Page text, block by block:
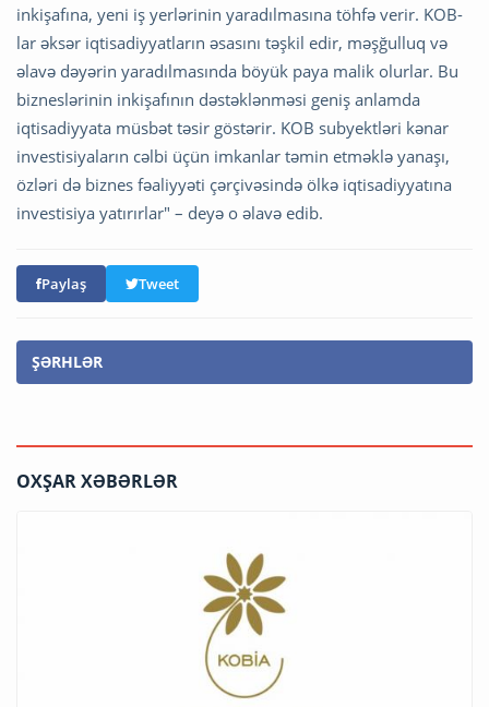
inkişafına, yeni iş yerlərinin yaradılmasına töhfə verir. KOB-
lar əksər iqtisadiyyatların əsasını təşkil edir, məşğulluq və
əlavə dəyərin yaradılmasında böyük paya malik olurlar. Bu
bizneslərinin inkişafının dəstəklənməsi geniş anlamda
iqtisadiyyata müsbət təsir göstərir. KOB subyektləri kənar
investisiyaların cəlbi üçün imkanlar təmin etməklə yanaşı,
özləri də biznes fəaliyyəti çərçivəsində ölkə iqtisadiyyatına
investisiya yatırırlar" – deyə o əlavə edib.
Paylaş Tweet
ŞƏRHLƏR
OXŞAR XƏBƏRLƏR